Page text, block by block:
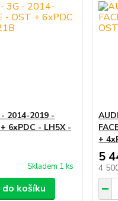
2014-2019 -
6xPDC - LH5X -
Skladem 1 ks
košíku
+
5
4